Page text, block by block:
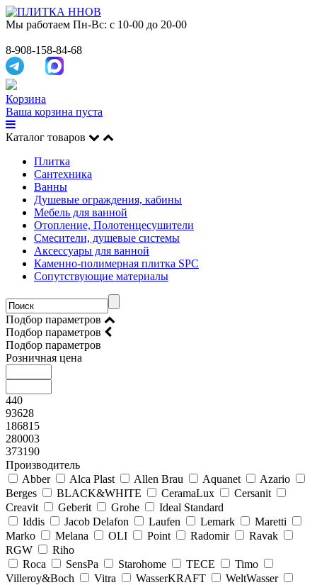
Мы работаем Пн-Вс: с 10-00 до 20-00
8-908-158-84-68
Корзина
Ваша корзина пуста
Каталог товаров
Плитка
Сантехника
Ванны
Душевые ограждения, кабины
Мебель для ванной
Отопление, Полотенцесушители
Смесители, душевые системы
Аксессуары для ванной
Каменно-полимерная плитка SPC
Сопутствующие материалы
Подбор параметров
Подбор параметров
Подбор параметров
Розничная цена
440
93628
186815
280003
373190
Производитель
Abber
Alca Plast Allen Brau Aquanet
Azario
Berges
BLACK&WHITE CeramaLux
Cersanit
Creavit
Geberit Grohe
Ideal Standard
Iddis
Jacob Delafon Laufen Lemark
Maretti
Marko
Melana OLI Point Radomir
Ravak
RGW
Riho
Roca
SensPa Starohome TECE
Timo
Villeroy&Boсh
Vitra WasserKRAFT
WeltWasser